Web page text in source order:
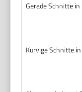
Gerade Schnitte
Kurvige Schnitte